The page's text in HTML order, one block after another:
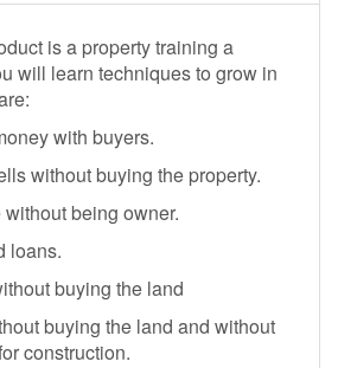
is a property training a
will learn techniques to grow in
with buyers.
without buying the property.
being owner.
loans.
buying the land
buying the land and without
construction.